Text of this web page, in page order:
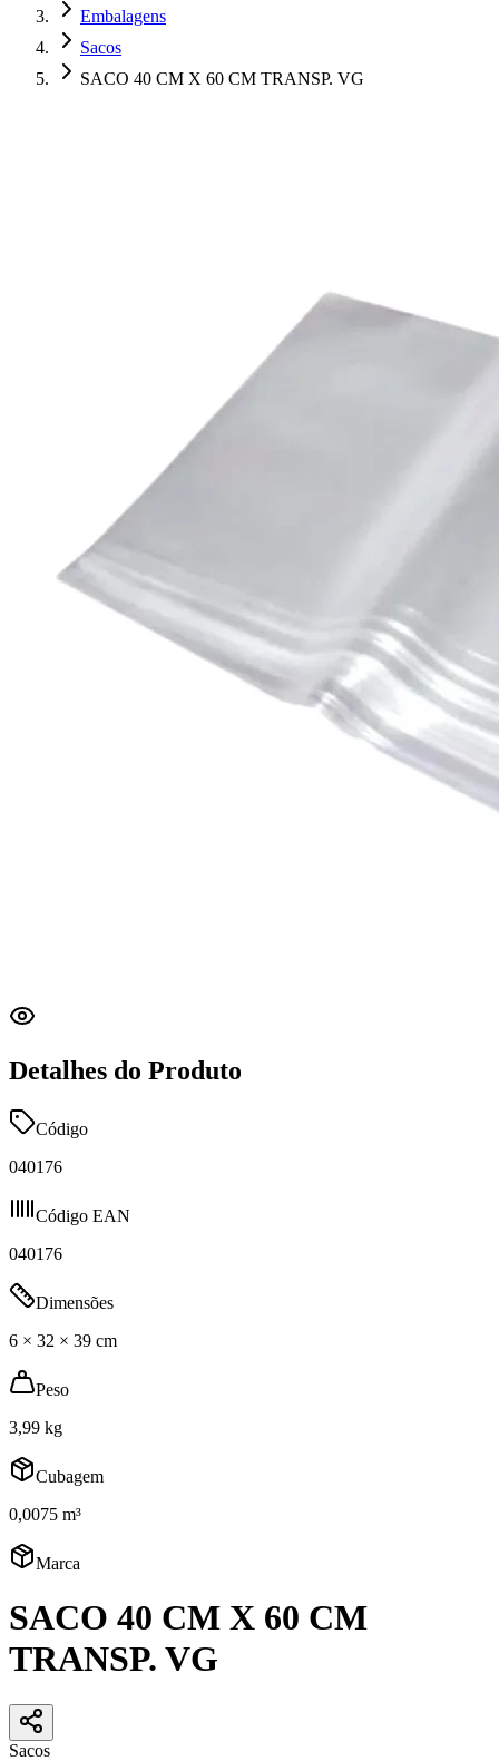
Embalagens
Sacos
SACO 40 CM X 60 CM TRANSP. VG
Detalhes do Produto
Código
040176
Código EAN
040176
Dimensões
6 × 32 × 39 cm
Peso
3,99 kg
Cubagem
0,0075 m³
Marca
SACO 40 CM X 60 CM
TRANSP. VG
Sacos